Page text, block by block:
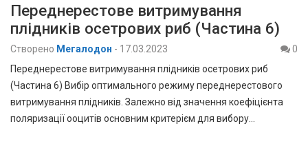
Переднерестове витримування
плідників осетрових риб (Частина 6)
Створено Мегалодон - 17.03.2023
0
Переднерестове витримування плідників осетрових риб
(Частина 6) Вибір оптимального режиму переднерестового
витримування плідників. Залежно від значення коефіцієнта
поляризації ооцитів основним критерієм для вибору…